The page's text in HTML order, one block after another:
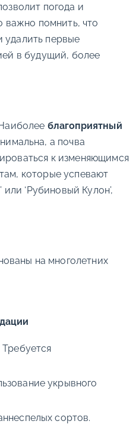
погода и
важно помнить, что
удалить первые
в будущий, более
благоприятный
а почва
к изменяющимся
которые успевают
‘Рубиновый Кулон’,
на многолетних
укрывного
сортов.